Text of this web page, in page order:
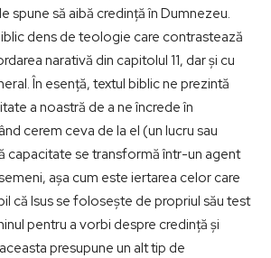
spune să aibă credință în Dumnezeu.
dens de teologie care contrastează
narativă din capitolul 11, dar și cu
În esență, textul biblic ne prezintă
a noastră de a ne încrede în
cerem ceva de la el (un lucru sau
capacitate se transformă într-un agent
așa cum este iertarea celor care
că Isus se folosește de propriul său test
pentru a vorbi despre credință și
presupune un alt tip de